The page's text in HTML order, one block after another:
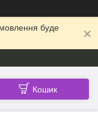
буде
Кошик